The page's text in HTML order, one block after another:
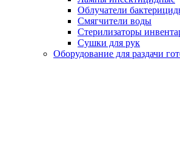
Облучатели
Смягчители воды
Стерилизаторы
Сушки для рук
Оборудование для раздачи